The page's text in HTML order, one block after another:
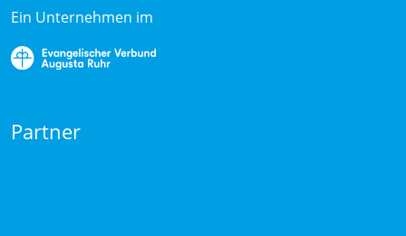
Ein Unternehmen im
Partner